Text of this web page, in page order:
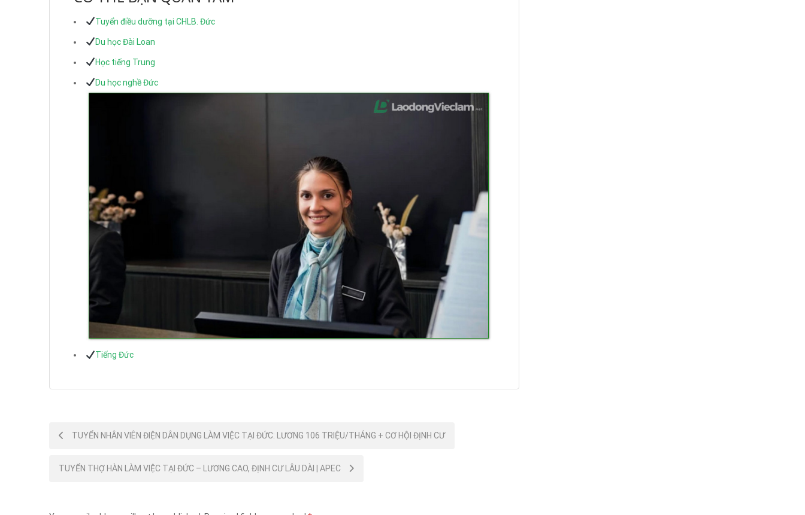
Tuyển điều dưỡng tại CHLB. Đức
Du học Đài Loan
Học tiếng Trung
Du học nghề Đức
Tiếng Đức
Post
navigation
TUYỂN NHÂN VIÊN ĐIỆN DÂN DỤNG LÀM VIỆC TẠI ĐỨC: LƯƠNG 106 TRIỆU/THÁNG + CƠ HỘI ĐỊNH CƯ
TUYỂN THỢ HÀN LÀM VIỆC TẠI ĐỨC – LƯƠNG CAO, ĐỊNH CƯ LÂU DÀI | APEC